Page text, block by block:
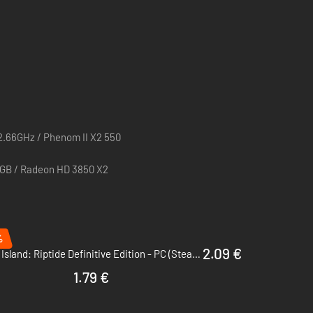
innovar creando armas para poder defenderse
que poder recoger y que más tarde servirán para
RPG que permiten al jugador desarrollar las
que el jugador pueda disfrutar de la paradisiaca isla
/ Phenom II X2 550
/ Radeon HD 3850 X2
Dead Island: Riptide Definitive Edition - PC (Steam) 2.09 €
1.79 €